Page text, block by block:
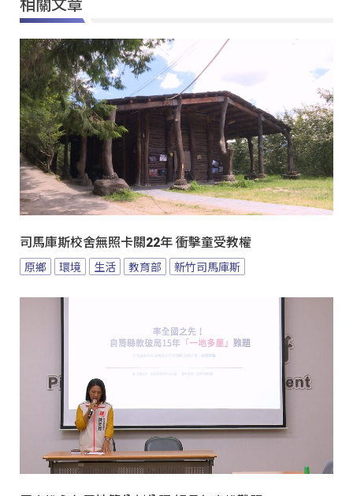
司馬庫斯校舍無照卡關22年 衝擊童受教權
原鄉 環境 生活 教育部 新竹司馬庫斯